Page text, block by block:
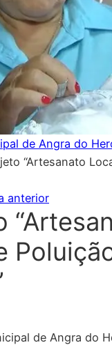
de Angra do
“Artesanato
anterior
de Angra do